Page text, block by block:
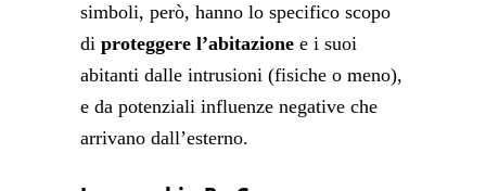
simboli, però, hanno lo specifico scopo
di proteggere l’abitazione e i suoi
abitanti dalle intrusioni (fisiche o meno),
e da potenziali influenze negative che
arrivano dall’esterno.